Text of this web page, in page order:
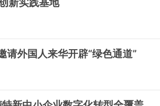
新实践基地
请外国人来华开辟“绿色通道”